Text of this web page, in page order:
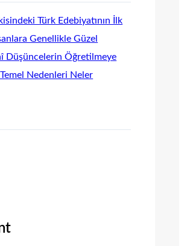
Türk Edebiyatının İlk
Genellikle Güzel
Düşüncelerin Öğretilmeye
Temel Nedenleri Neler